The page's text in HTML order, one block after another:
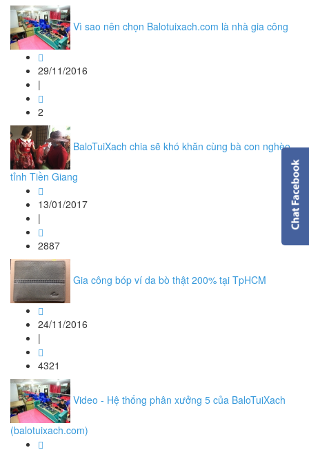
Vì sao nên chọn Balotuixach.com là nhà gia công
29/11/2016
|
2
BaloTuiXach chia sẽ khó khăn cùng bà con nghèo
tỉnh Tiền Giang
13/01/2017
|
2887
Gia công bóp ví da bò thật 200% tại TpHCM
24/11/2016
|
4321
Video - Hệ thống phân xưởng 5 của BaloTuiXach
(balotuixach.com)